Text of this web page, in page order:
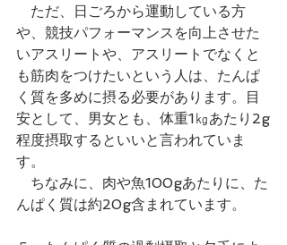
ただ、日ごろから運動している方
や、競技パフォーマンスを向上させた
いアスリートや、アスリートでなくと
も筋肉をつけたいという人は、たんぱ
く質を多めに摂る必要があります。目
安として、男女とも、体重1㎏あたり2g
程度摂取するといいと言われていま
す。
ちなみに、肉や魚100gあたりに、た
んぱく質は約20g含まれています。